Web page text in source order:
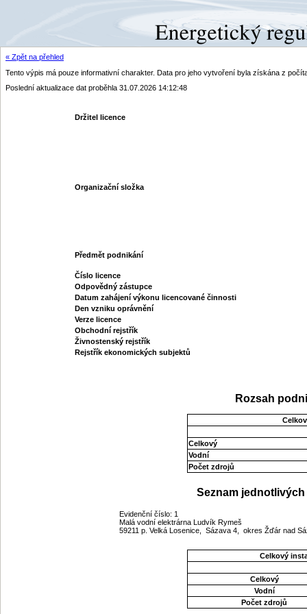
« Zpět na přehled
Tento výpis má pouze informativní charakter. Data pro jeho vytvoření byla získána z
Poslední aktualizace dat proběhla 31.07.2026 14:12:48
Držitel licence
Organizační složka
Předmět podnikání
Číslo licence
Odpovědný zástupce
Datum zahájení výkonu licencované činnosti
Den vzniku oprávnění
Verze licence
Obchodní rejstřík
Živnostenský rejstřík
Rejstřík ekonomických subjektů
Rozsah
Celkový
Vodní
Počet zdrojů
Seznam
Evidenční číslo: 1
Malá vodní elektrárna Ludvík Rymeš
59211 p. Velká Losenice, Sázava 4, okres Žďár nad
Celkový
Celkový
Vodní
Počet zdrojů